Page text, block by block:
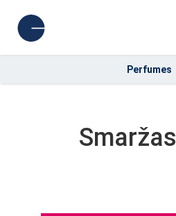
Perfumes
Smaržas